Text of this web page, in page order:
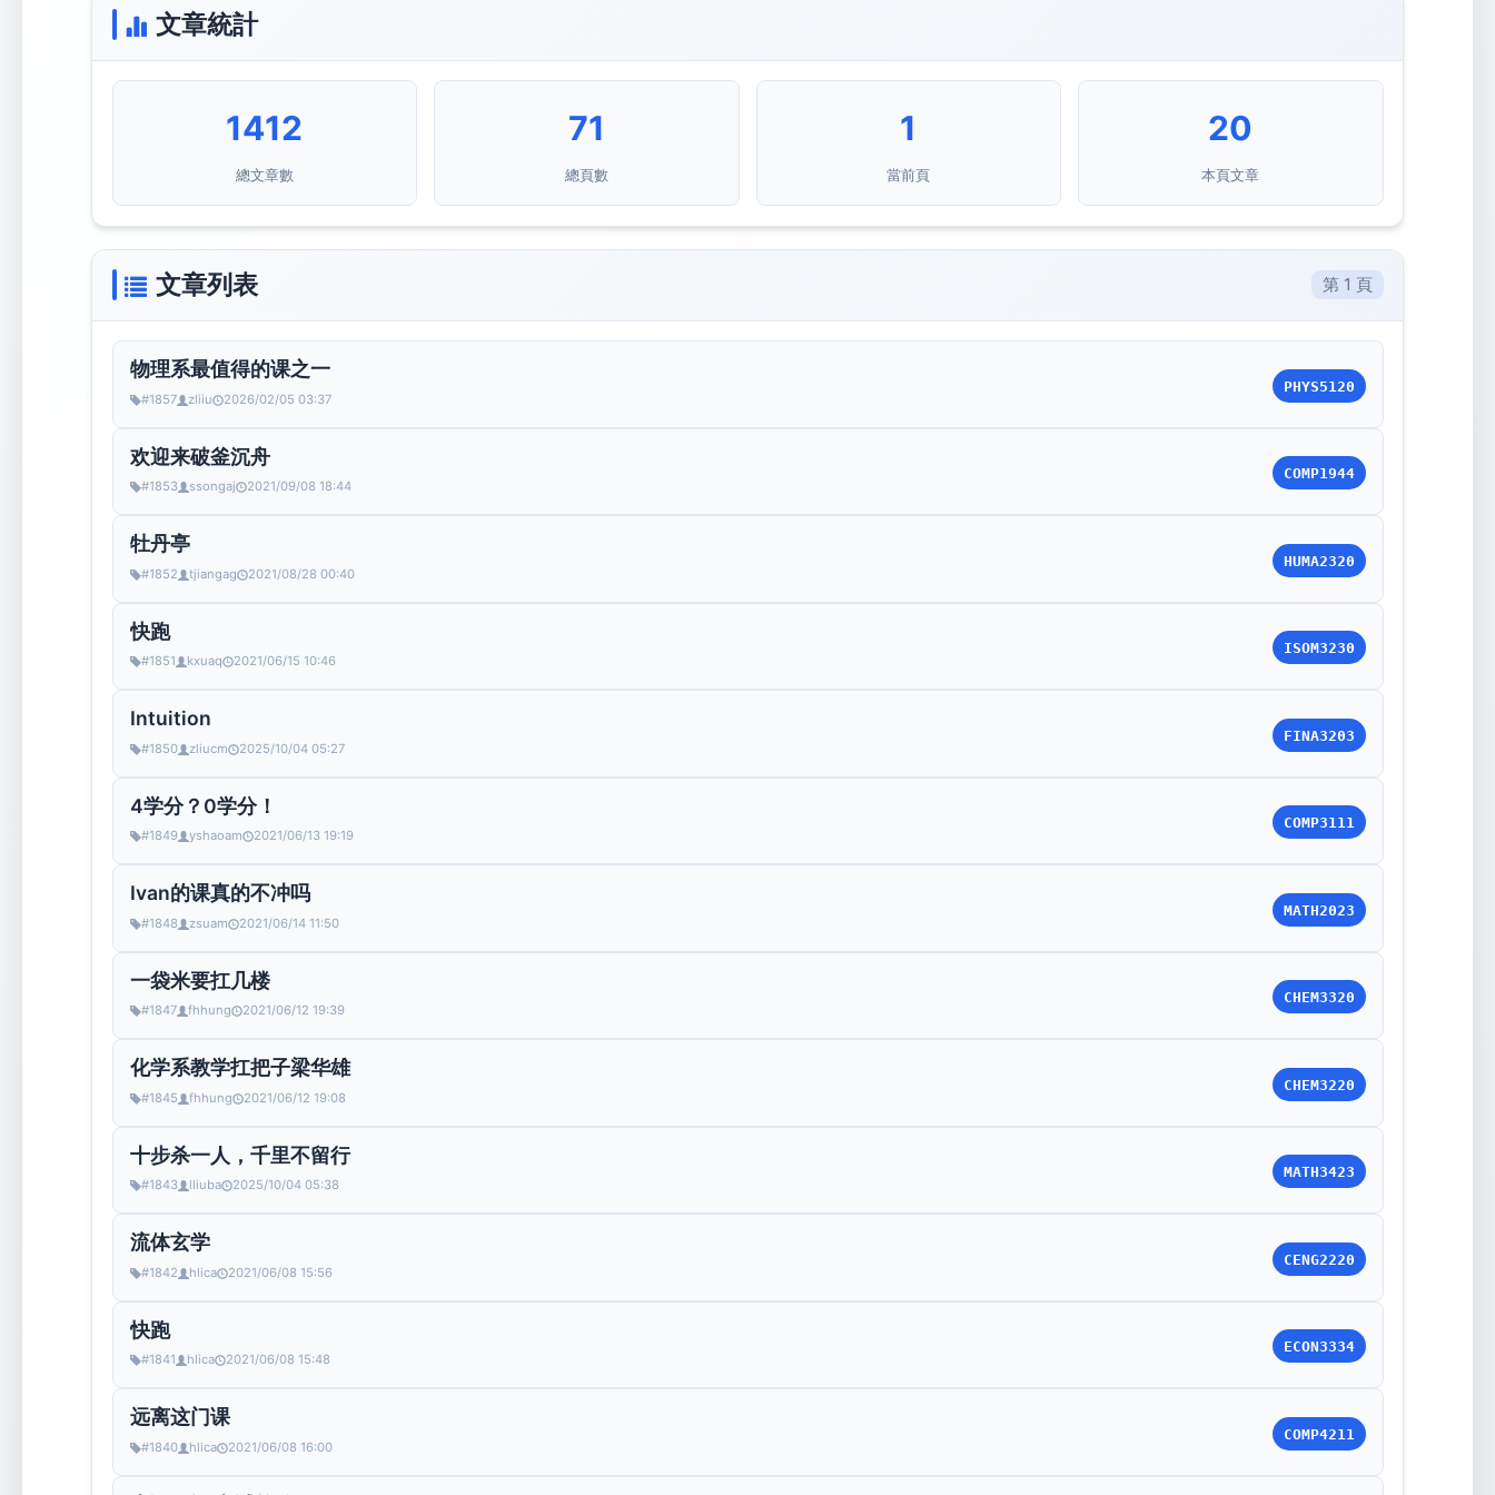
文章統計
1412
總文章數
71
總頁數
1
當前頁
20
本頁文章
文章列表 第 1 頁
物理系最值得的课之一
#1857 zliiu 2026/02/05 03:37
PHYS5120
欢迎来破釜沉舟
#1853 ssongaj 2021/09/08 18:44
COMP1944
牡丹亭
#1852 tjiangag 2021/08/28 00:40
HUMA2320
快跑
#1851 kxuaq 2021/06/15 10:46
ISOM3230
Intuition
#1850 zliucm 2025/10/04 05:27
FINA3203
4学分？0学分！
#1849 yshaoam 2021/06/13 19:19
COMP3111
Ivan的课真的不冲吗
#1848 zsuam 2021/06/14 11:50
MATH2023
一袋米要扛几楼
#1847 fhhung 2021/06/12 19:39
CHEM3320
化学系教学扛把子梁华雄
#1845 fhhung 2021/06/12 19:08
CHEM3220
十步杀一人，千里不留行
#1843 lliuba 2025/10/04 05:38
MATH3423
流体玄学
#1842 hlica 2021/06/08 15:56
CENG2220
快跑
#1841 hlica 2021/06/08 15:48
ECON3334
远离这门课
#1840 hlica 2021/06/08 16:00
COMP4211